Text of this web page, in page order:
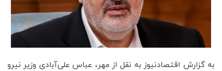
به گزارش اقتصادنیوز به نقل از مهر، عباس علی‌آبادی وزیر نیرو